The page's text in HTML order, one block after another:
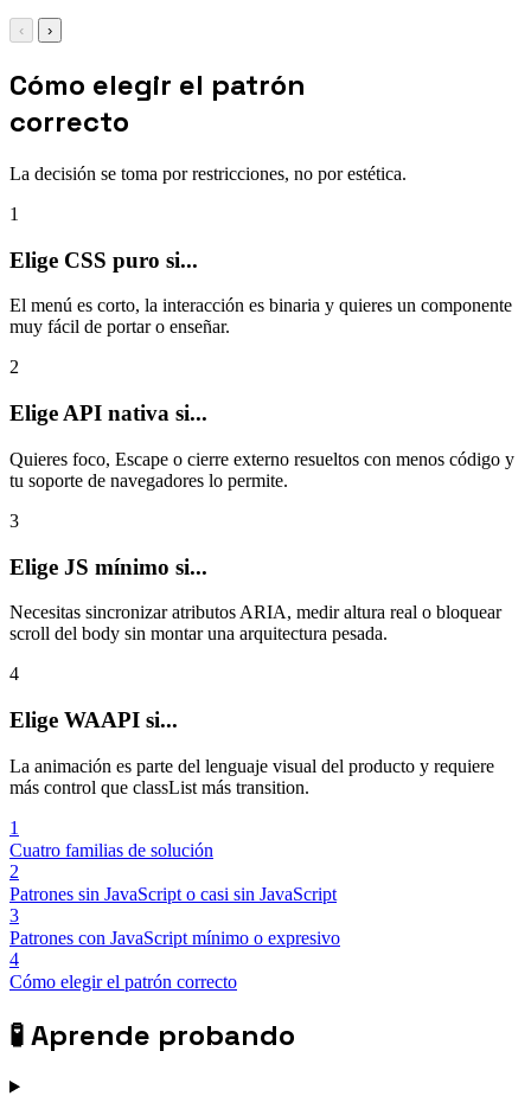
‹ ›
Cómo elegir el patrón
correcto
La decisión se toma por restricciones, no por estética.
1
Elige CSS puro si...
El menú es corto, la interacción es binaria y quieres un componente
muy fácil de portar o enseñar.
2
Elige API nativa si...
Quieres foco, Escape o cierre externo resueltos con menos código y
tu soporte de navegadores lo permite.
3
Elige JS mínimo si...
Necesitas sincronizar atributos ARIA, medir altura real o bloquear
scroll del body sin montar una arquitectura pesada.
4
Elige WAAPI si...
La animación es parte del lenguaje visual del producto y requiere
más control que classList más transition.
1
Cuatro familias de solución
2
Patrones sin JavaScript o casi sin JavaScript
3
Patrones con JavaScript mínimo o expresivo
4
Cómo elegir el patrón correcto
🧪Aprende probando